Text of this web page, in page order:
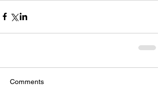
Comments